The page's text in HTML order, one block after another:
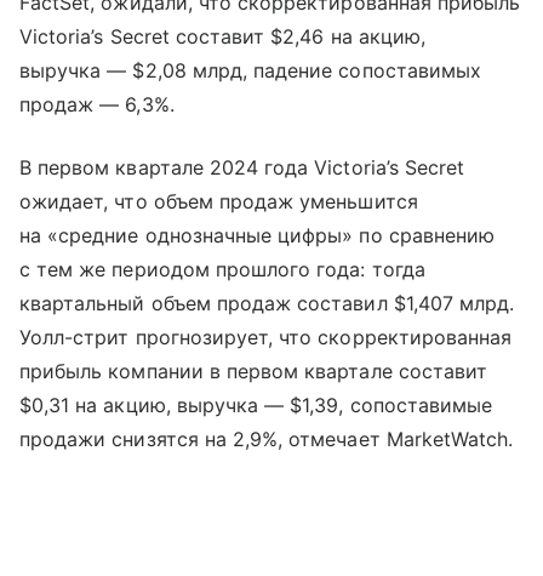
Victoria’s Secret составит $2,46 на акцию,
выручка — $2,08 млрд, падение сопоставимых
продаж — 6,3%.
В первом квартале 2024 года Victoria’s Secret
ожидает, что объем продаж уменьшится
на «средние однозначные цифры» по сравнению
с тем же периодом прошлого года: тогда
квартальный объем продаж составил $1,407 млрд.
Уолл-стрит прогнозирует, что скорректированная
прибыль компании в первом квартале составит
$0,31 на акцию, выручка — $1,39, сопоставимые
продажи снизятся на 2,9%, отмечает MarketWatch.